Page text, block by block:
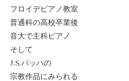
フロイデピアノ教室
普通科の高校卒業後
音大で主科ピアノ
そして
J.S.バッハの
宗教作品にみられる